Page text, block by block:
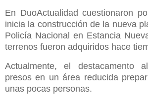
En DuoActualidad cuestionaron
inicia la construcción de la nueva
Policía Nacional en Estancia
terrenos fueron adquiridos hace
Actualmente, el destacamento
presos en un área reducida
unas pocas personas.